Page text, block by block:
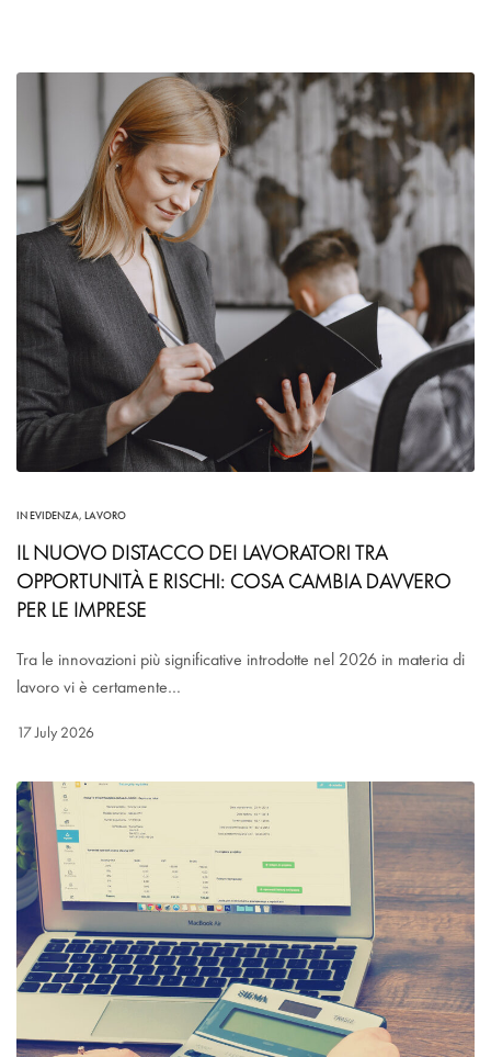
IN EVIDENZA, LAVORO
IL NUOVO DISTACCO DEI LAVORATORI TRA
OPPORTUNITÀ E RISCHI: COSA CAMBIA DAVVERO
PER LE IMPRESE
Tra le innovazioni più significative introdotte nel 2026 in materia di
lavoro vi è certamente…
17 July 2026